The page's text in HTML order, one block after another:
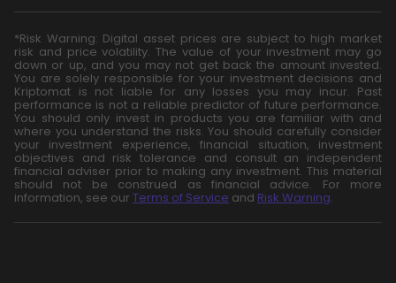
*Risk Warning: Digital asset prices are subject to high market
risk and price volatility. The value of your investment may go
down or up, and you may not get back the amount invested.
You are solely responsible for your investment decisions and
Kriptomat is not liable for any losses you may incur. Past
performance is not a reliable predictor of future performance.
You should only invest in products you are familiar with and
where you understand the risks. You should carefully consider
your investment experience, financial situation, investment
objectives and risk tolerance and consult an independent
financial adviser prior to making any investment. This material
should not be construed as financial advice. For more
information, see our Terms of Service and Risk Warning.